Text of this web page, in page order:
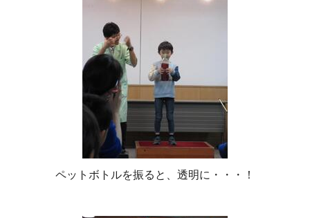
ペットボトルを振ると、透明に・・・！